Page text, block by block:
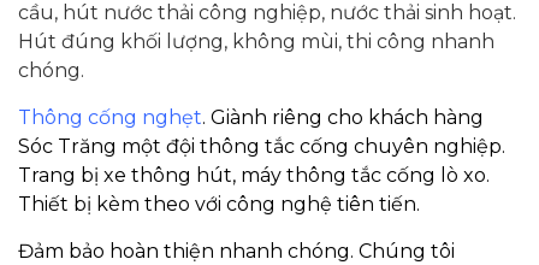
cầu, hút nước thải công nghiệp, nước thải sinh hoạt.
Hút đúng khối lượng, không mùi, thi công nhanh
chóng.
Thông cống nghẹt. Giành riêng cho khách hàng
Sóc Trăng một đội thông tắc cống chuyên nghiệp.
Trang bị xe thông hút, máy thông tắc cống lò xo.
Thiết bị kèm theo với công nghệ tiên tiến.
Đảm bảo hoàn thiện nhanh chóng. Chúng tôi